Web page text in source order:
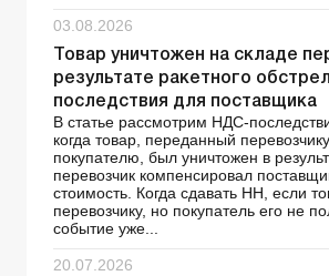
03.08.2026
Товар уничтожен на складе
результате ракетного
последствия для поставщика
В статье рассмотрим НДС-
когда товар, переданный
покупателю, был уничтожен в
перевозчик компенсировал
стоимость. Когда сдавать НН, если
перевозчику, но покупатель его не
событие уже...
20.07.2026